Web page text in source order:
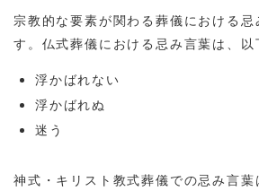
宗教的な要素が関わる葬儀における忌
す。仏式葬儀における忌み言葉は、以
浮かばれない
浮かばれぬ
迷う
神式・キリスト教式葬儀での忌み言葉